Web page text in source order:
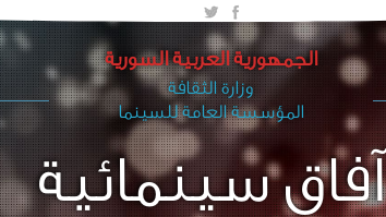
الجمهورية العربية السورية
وزارة الثقافة
المؤسسة العامة للسينما
آفاق سينمائية